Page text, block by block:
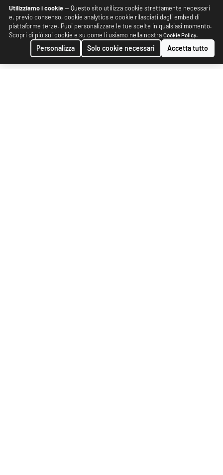
Utilizziamo i cookie— Questo sito utilizza cookie strettamente necessari
e, previo consenso, cookie analytics e cookie rilasciati dagli embed di
piattaforme terze. Puoi personalizzare le tue scelte in qualsiasi momento.
Scopri di più sui cookie e su come li usiamo nella nostra Cookie Policy.
Personalizza Solo cookie necessari Accetta tutto